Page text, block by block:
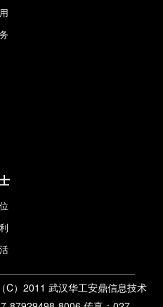
C）2011 武汉华工安鼎信息技术